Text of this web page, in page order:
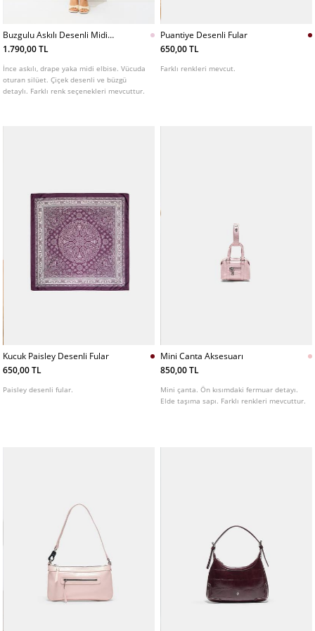
Buzgulu Askılı Desenli Midi
Elbise
1.790,00 TL
İnce askılı, drape yaka midi elbise. Vücuda
oturan silüet. Çiçek desenli ve büzgü
detaylı. Farklı renk seçenekleri mevcuttur.
Puantiye Desenli Fular
650,00 TL
Farklı renkleri mevcut.
Kucuk Paisley Desenli Fular
650,00 TL
Paisley desenli fular.
Mini Canta Aksesuarı
850,00 TL
Mini çanta. Ön kısımdaki fermuar detayı.
Elde taşıma sapı. Farklı renkleri mevcuttur.